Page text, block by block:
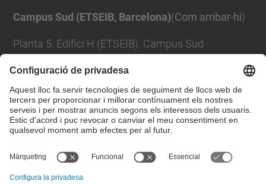
Campus Sud (ETSEIB, Barcelona)(Com arribar-hi)
Planta 5. Edifici H (ETSEIB). Campus Sud
08028 Barcelona
Tel:+34 93 401 74 66
Formulari de contacte